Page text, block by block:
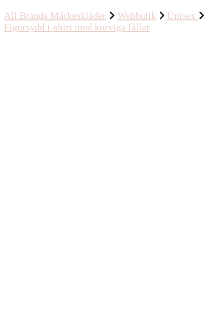
All Brands Mårkeskläder Webbutik
Unisex
Figursydd t-shirt med kurviga fållar